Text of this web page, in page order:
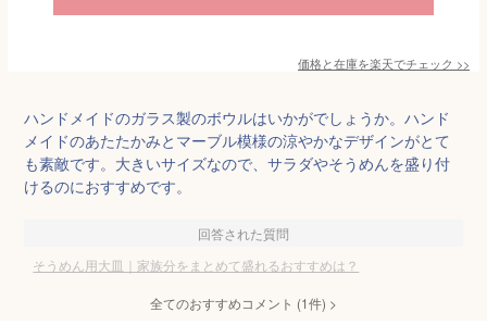
価格と在庫を楽天でチェック >>
ハンドメイドのガラス製のボウルはいかがでしょうか。ハンド
メイドのあたたかみとマーブル模様の涼やかなデザインがとて
も素敵です。大きいサイズなので、サラダやそうめんを盛り付
けるのにおすすめです。
回答された質問
そうめん用大皿｜家族分をまとめて盛れるおすすめは？
全てのおすすめコメント (1件) >